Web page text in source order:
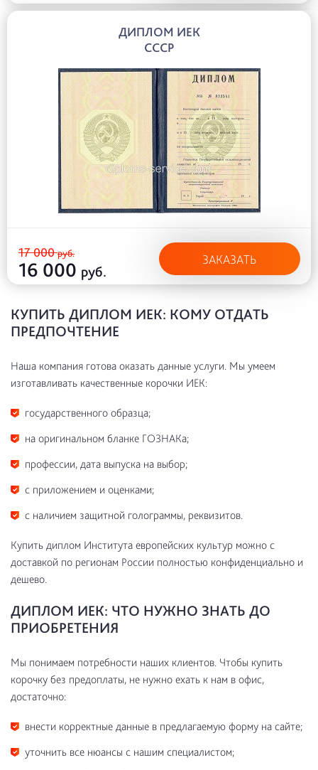
ДИПЛОМ ИЕК
СССР
17 000руб.
16 000 руб.
ЗАКАЗАТЬ
КУПИТЬ ДИПЛОМ ИЕК: КОМУ ОТДАТЬ
ПРЕДПОЧТЕНИЕ
Наша компания готова оказать данные услуги. Мы умеем
изготавливать качественные корочки ИЕК:
государственного образца;
на оригинальном бланке ГОЗНАКа;
профессии, дата выпуска на выбор;
с приложением и оценками;
с наличием защитной голограммы, реквизитов.
Купить диплом Института европейских культур можно с
доставкой по регионам России полностью конфиденциально и
дешево.
ДИПЛОМ ИЕК: ЧТО НУЖНО ЗНАТЬ ДО
ПРИОБРЕТЕНИЯ
Мы понимаем потребности наших клиентов. Чтобы купить
корочку без предоплаты, не нужно ехать к нам в офис,
достаточно:
внести корректные данные в предлагаемую форму на сайте;
уточнить все нюансы с нашим специалистом;